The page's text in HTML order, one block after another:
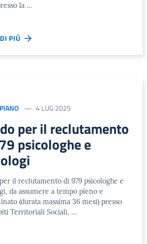
la …
PIÙ
4 LUG 2025
per il reclutamento
psicologhe e
il reclutamento di 979 psicologhe e
da assumere a tempo pieno e
(durata massima 36 mesi) presso
Territoriali Sociali, …